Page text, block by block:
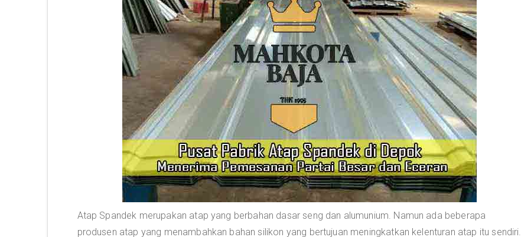
Atap Spandek merupakan atap yang berbahan dasar seng dan alumunium. Namun ada beberapa
produsen atap yang menambahkan bahan silikon yang bertujuan meningkatkan kelenturan atap itu sendiri.